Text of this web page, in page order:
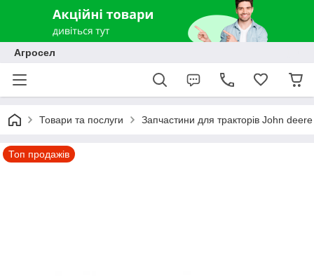
Агросел
Товари та послуги Запчастини для тракторів John deere
Топ продажів